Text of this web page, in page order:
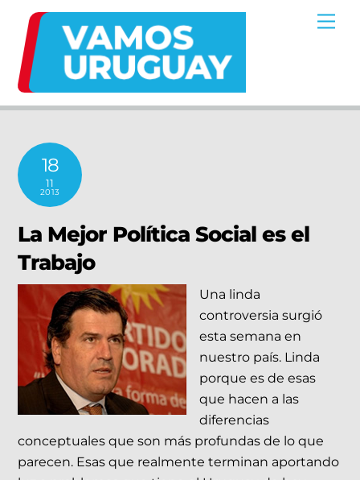
content
18
11
2013
La Mejor Política Social es el
Trabajo
Una linda
controversia surgió
esta semana en
nuestro país. Linda
porque es de esas
que hacen a las
diferencias
conceptuales que son más profundas de lo que
parecen. Esas que realmente terminan aportando